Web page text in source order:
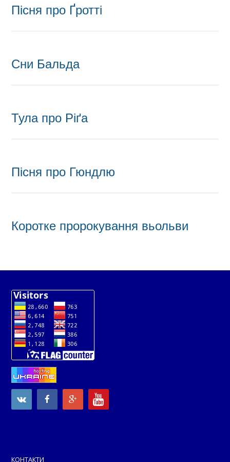
Пісня про Ґротті
Сни Бальда
Тула про Ріґа
Пісня про Гюндлю
Коротке пророкування вьольви
КОНТАКТИ